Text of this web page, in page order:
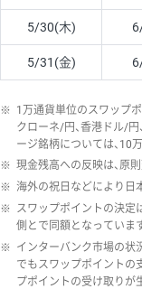
5/30(木)
5/31(金)
※ 1万通貨単位のスワップ
クローネ/円、香港ドル/
ージ銘柄については、10
※ 現金残高への反映は、原
※ 海外の祝日などにより日
※ スワップポイントの決定
側とで同額となっています
※ インターバンク市場の状
でもスワップポイントの
プポイントの受け取りが